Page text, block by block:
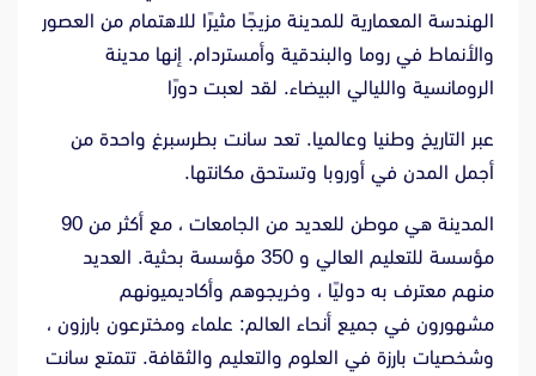
الهندسة المعمارية للمدينة مزيجًا مثيرًا للاهتمام من العصور
والأنماط في روما والبندقية وأمستردام. إنها مدينة
الرومانسية والليالي البيضاء. لقد لعبت دورًا
عبر التاريخ وطنيا وعالميا. تعد سانت بطرسبرغ واحدة من
أجمل المدن في أوروبا وتستحق مكانتها.
المدينة هي موطن للعديد من الجامعات ، مع أكثر من 90
مؤسسة للتعليم العالي و 350 مؤسسة بحثية. العديد
منهم معترف به دوليًا ، وخريجوهم وأكاديميونهم
مشهورون في جميع أنحاء العالم: علماء ومخترعون بارزون ،
وشخصيات بارزة في العلوم والتعليم والثقافة. تتمتع سانت